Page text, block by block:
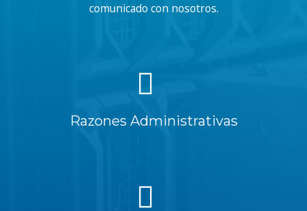
comunicado con nosotros.
Razones Administrativas